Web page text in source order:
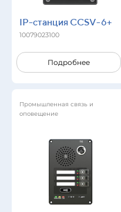
IP-станция CCSV-6+
10079023100
Подробнее
Промышленная связь и
оповещение